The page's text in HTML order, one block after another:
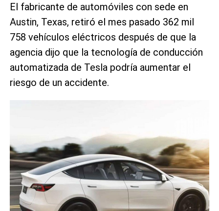
El fabricante de automóviles con sede en
Austin, Texas, retiró el mes pasado 362 mil
758 vehículos eléctricos después de que la
agencia dijo que la tecnología de conducción
automatizada de Tesla podría aumentar el
riesgo de un accidente.